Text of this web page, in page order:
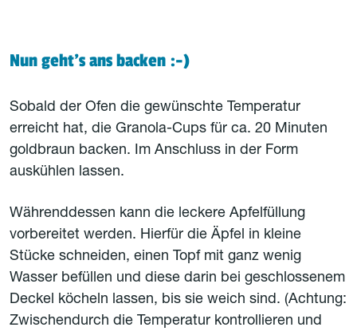
Nun geht's ans backen :-)
Sobald der Ofen die gewünschte Temperatur
erreicht hat, die Granola-Cups für ca. 20 Minuten
goldbraun backen. Im Anschluss in der Form
auskühlen lassen.
Währenddessen kann die leckere Apfelfüllung
vorbereitet werden. Hierfür die Äpfel in kleine
Stücke schneiden, einen Topf mit ganz wenig
Wasser befüllen und diese darin bei geschlossenem
Deckel köcheln lassen, bis sie weich sind. (Achtung:
Zwischendurch die Temperatur kontrollieren und